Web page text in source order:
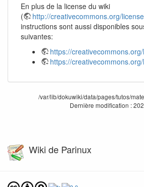
En plus de la license du wiki
(
http://creativecommons.org/
instructions sont aussi disponibles
suivantes:
https://
https://
/var/lib/dokuwiki/data/pages/tutos/
Dernière modification :
Wiki de Parinux